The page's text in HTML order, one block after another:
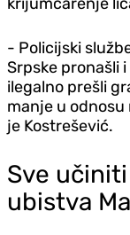
- Policijski
Srpske pronašli
ilegalno prešli
manje u
je Kostrešević.
Sve
ubistva